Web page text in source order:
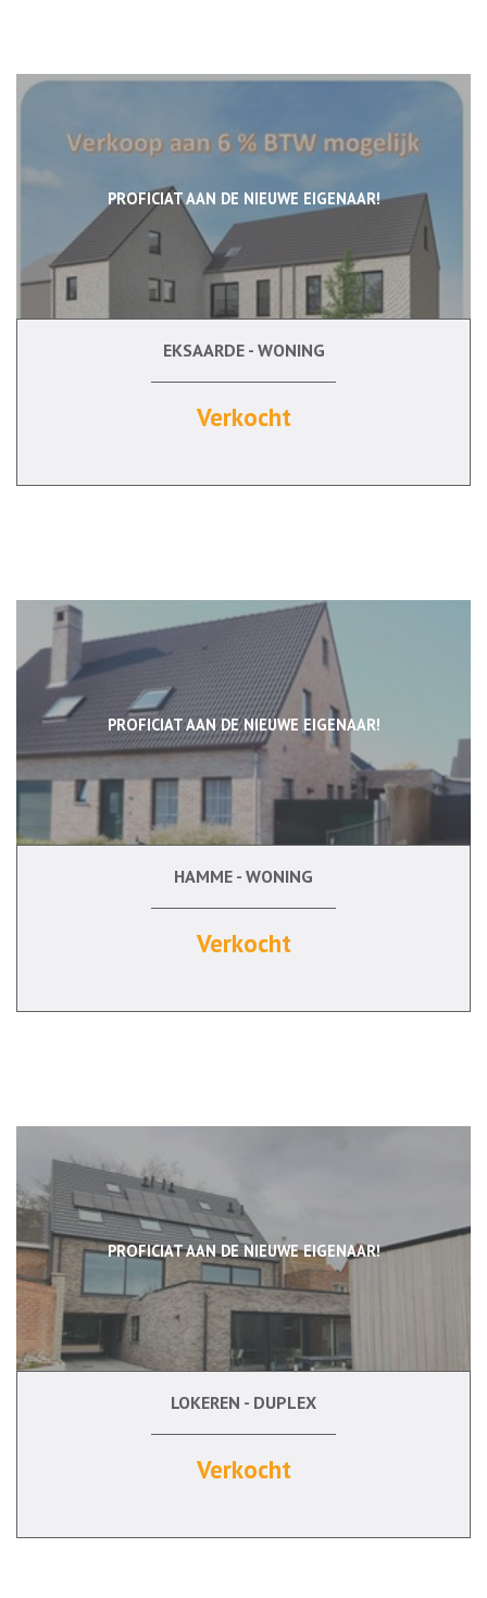
PROFICIAT AAN DE NIEUWE EIGENAAR!
171 m² 3
EKSAARDE - WONING
Verkocht
PROFICIAT AAN DE NIEUWE EIGENAAR!
3 Ja
HAMME - WONING
Verkocht
PROFICIAT AAN DE NIEUWE EIGENAAR!
140 m² 2
LOKEREN - DUPLEX
Verkocht